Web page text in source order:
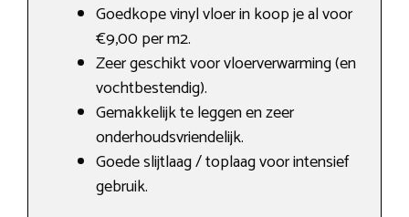
Goedkope vinyl vloer in koop je al voor
€9,00 per m2.
Zeer geschikt voor vloerverwarming (en
vochtbestendig).
Gemakkelijk te leggen en zeer
onderhoudsvriendelijk.
Goede slijtlaag / toplaag voor intensief
gebruik.